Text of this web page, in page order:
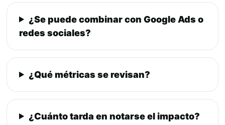
¿Se puede combinar con Google Ads o
redes sociales?
¿Qué métricas se revisan?
¿Cuánto tarda en notarse el impacto?